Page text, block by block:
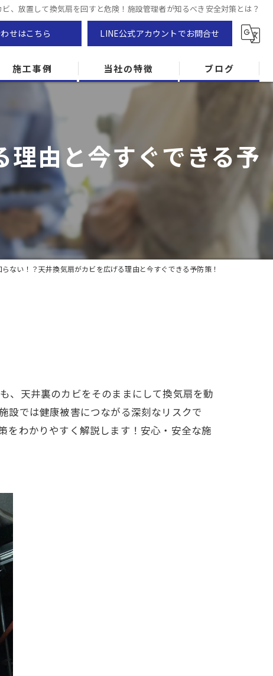
、放置して換気扇を回すと危険！施設管理者が知るべき安全対策とは？
せはこちら LINE公式アカウントでお問合せ
施工事例 当社の特徴
防カビ
カビ専門
ZEH住宅
カビ検査
ブログ
由と今すぐできる予
らない！？天井換気扇がカビを広げる理由と今すぐできる予防策！
、天井裏のカビをそのままにして換気扇を動
設では健康被害につながる深刻なリスクで
をわかりやすく解説します！安心・安全な施